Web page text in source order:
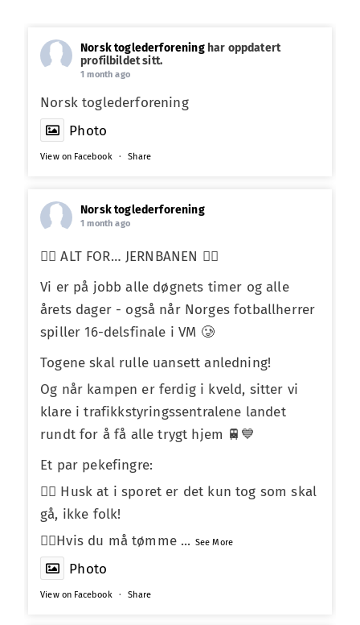
Norsk toglederforening har oppdatert
profilbildet sitt.
1 month ago
Norsk toglederforening
Photo
View on Facebook · Share
Norsk toglederforening
1 month ago
❤️‍🔥 ALT FOR… JERNBANEN ❤️‍🔥
Vi er på jobb alle døgnets timer og alle
årets dager - også når Norges fotballherrer
spiller 16-delsfinale i VM 🥲
Togene skal rulle uansett anledning!
Og når kampen er ferdig i kveld, sitter vi
klare i trafikkstyringssentralene landet
rundt for å få alle trygt hjem 🚆💙
Et par pekefingre:
☝🏼 Husk at i sporet er det kun tog som skal
gå, ikke folk!
☝🏼Hvis du må tømme ... See More
Photo
View on Facebook · Share